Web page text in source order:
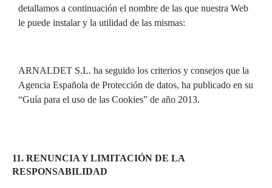
detallamos a continuación el nombre de las que nuestra Web
le puede instalar y la utilidad de las mismas:
ARNALDET S.L. ha seguido los criterios y consejos que la
Agencia Española de Protección de datos, ha publicado en su
“Guía para el uso de las Cookies” de año 2013.
11. RENUNCIA Y LIMITACIÓN DE LA
RESPONSABILIDAD